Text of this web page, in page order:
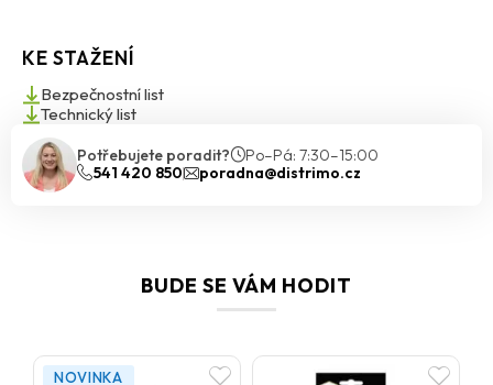
KE STAŽENÍ
Bezpečnostní list
Technický list
Potřebujete poradit?
Po–Pá: 7:30–15:00
541 420 850
poradna@distrimo.cz
BUDE SE VÁM HODIT
NOVINKA